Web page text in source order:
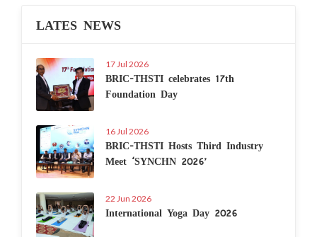
LATES NEWS
17 Jul 2026
BRIC-THSTI celebrates 17th
Foundation Day
16 Jul 2026
BRIC-THSTI Hosts Third Industry
Meet ‘SYNCHN 2026’
22 Jun 2026
International Yoga Day 2026